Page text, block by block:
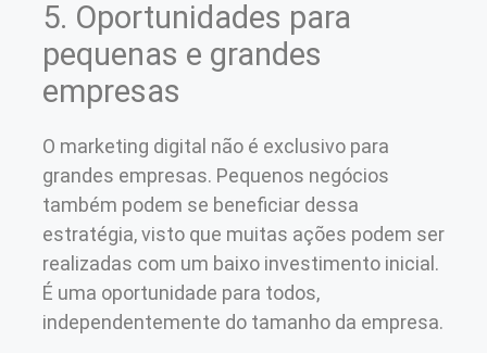
5. Oportunidades para
pequenas e grandes
empresas
O marketing digital não é exclusivo para
grandes empresas. Pequenos negócios
também podem se beneficiar dessa
estratégia, visto que muitas ações podem ser
realizadas com um baixo investimento inicial.
É uma oportunidade para todos,
independentemente do tamanho da empresa.